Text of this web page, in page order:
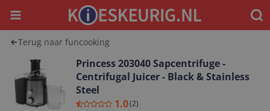
Menu
Terug naar funcooking
Princess 203040 Sapcentrifuge -
Centrifugal Juicer - Black & Stainless
Steel
1.0(2)